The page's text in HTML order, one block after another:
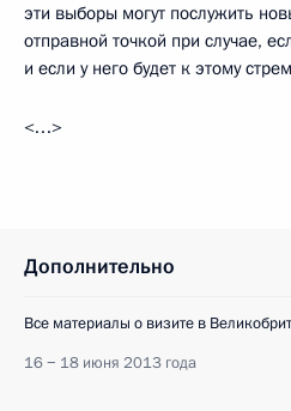
эти выборы могут послужить
отправной точкой при случае,
и если у него будет к этому
<…>
Дополнительно
Все материалы о визите в
16 − 18 июня 2013 года